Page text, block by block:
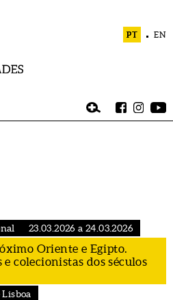
PT EN
23.03.2026 a 24.03.2026
Oriente e Egipto.
colecionistas dos séculos